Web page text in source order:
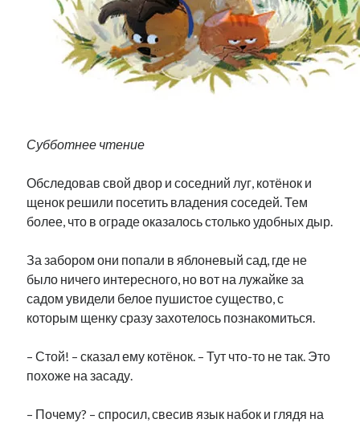
Парламент и правительство
Фотографии
Экономика
Эстония и Россия
Метки
radio narva takinada андрус ансип
ансиппиада видео
в поисках здравого смысла выборы
высказывание
евросоюз интервью история кабинетные истории
катри райк кая каллас книга маська нарва
нацменьшинства образование обучение эстонскому
подкаст потеряны данные
русскоязычное образование сми ссср стенограмма
Субботнее чтение
Обследовав свой двор и соседний луг, котёнок и
щенок решили посетить владения соседей. Тем
более, что в ограде оказалось столько удобных дыр.
За забором они попали в яблоневый сад, где не
было ничего интересного, но вот на лужайке за
садом увидели белое пушистое существо, с
которым щенку сразу захотелось познакомиться.
– Стой! – сказал ему котёнок. – Тут что-то не так. Это
похоже на засаду.
– Почему? – спросил, свесив язык набок и глядя на